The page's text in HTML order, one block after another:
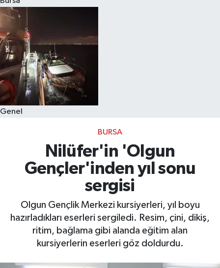
Genel
BURSA
Nilüfer'in 'Olgun
Gençler'inden yıl sonu
sergisi
Olgun Gençlik Merkezi kursiyerleri, yıl boyu
hazırladıkları eserleri sergiledi. Resim, çini, dikiş,
ritim, bağlama gibi alanda eğitim alan
kursiyerlerin eserleri göz doldurdu.
Sağlık
Dünya
Magazin
Kültür & Sanat
Teknoloji
Genel
Bilim, Teknoloji